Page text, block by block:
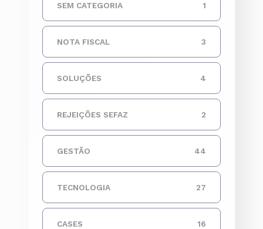
SEM CATEGORIA 1
NOTA FISCAL 3
SOLUÇÕES 4
REJEIÇÕES SEFAZ 2
GESTÃO 44
TECNOLOGIA 27
CASES 16